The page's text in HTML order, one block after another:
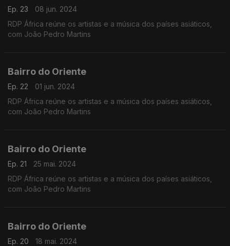
Ep. 23
08 jun. 2024
RDP África reúne os artistas e a música dos países asiáticos,
com João Pedro Martins
Bairro do Oriente
Ep. 22
01 jun. 2024
RDP África reúne os artistas e a música dos países asiáticos,
com João Pedro Martins
Bairro do Oriente
Ep. 21
25 mai. 2024
RDP África reúne os artistas e a música dos países asiáticos,
com João Pedro Martins
Bairro do Oriente
Ep. 20
18 mai. 2024